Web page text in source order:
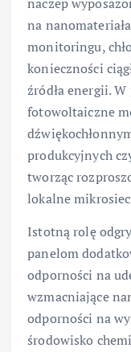
na
monitoringu,
konieczności
źródła energii.
fotowoltaiczne
produkcyjnych
tworząc
lokalne
Istotną rolę
panelom
odporności na
wzmacniające
odporności na
środowisko